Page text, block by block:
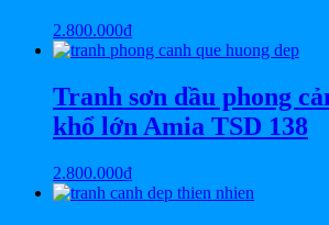
2.800.000₫
Tranh sơn dầu phong
khổ lớn Amia TSD 138
2.800.000₫